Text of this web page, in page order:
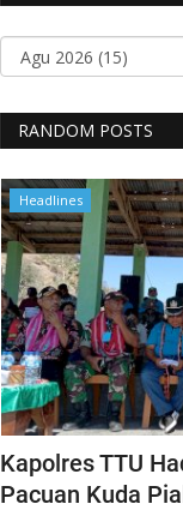
RANDOM POSTS
Headlines
Kapolres TTU
Pacuan Kuda